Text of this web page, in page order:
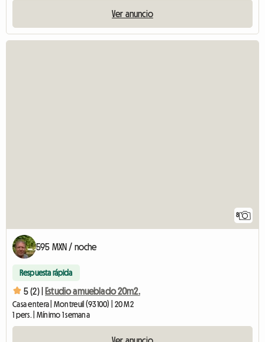
Ver anuncio
8
595 MXN / noche
Respuesta rápida
5 (2) | Estudio amueblado 20m2.
Casa entera | Montreuil (93100) | 20 M2
1 pers. | Mínimo 1 semana
Ver anuncio